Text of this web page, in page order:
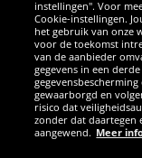
APPS
instellingen". Voor
Cookie-instellingen.
het gebruik van onze
voor de toekomst
van de aanbieder
gegevens in een
gewaarborgd en
risico dat
zonder dat daartegen
aangewend. Meer